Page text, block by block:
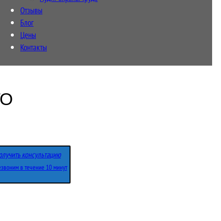
Отзывы
Блог
Цены
Контакты
консультацию
в течение 10 минут